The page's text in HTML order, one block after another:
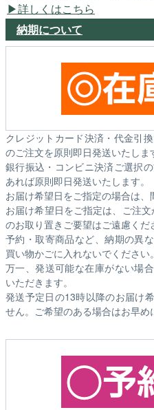
詳しくはこちら
納期について
クレジットカード決済・代金引
のご注文を原則即日発送いたしま
銀行振込・コンビニ決済ご選択
あれば原則即日発送いたします。
お届け希望日をご指定の場合は、
お届け希望日をご指定は、ご注
のお取り置きご要望はご遠慮くだ
予約・取寄商品など、納期の異
買い物かごに入れないでください。
万一、発送可能な在庫がない場
いただきます。
発送予定日の13時以降のお届け
せん。ご希望のある場合はお早め